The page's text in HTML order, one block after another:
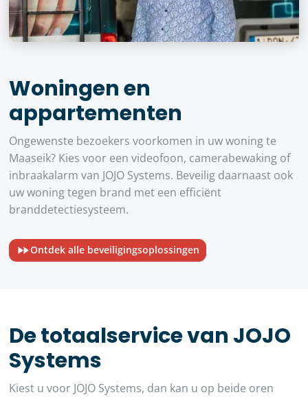
Woningen en
appartementen
Ongewenste bezoekers voorkomen in uw woning te
Maaseik? Kies voor een videofoon, camerabewaking of
inbraakalarm van JOJO Systems. Beveilig daarnaast ook
uw woning tegen brand met een efficiënt
branddetectiesysteem.
Ontdek alle beveiligingsoplossingen
De totaalservice van JOJO
Systems
Kiest u voor JOJO Systems, dan kan u op beide oren